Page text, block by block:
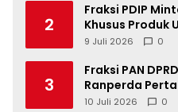
2
Fraksi PDIP
Khusus Produk
9 Juli 2026 0
3
Fraksi PAN
Ranperda
2025, Soroti
10 Juli 2026 0